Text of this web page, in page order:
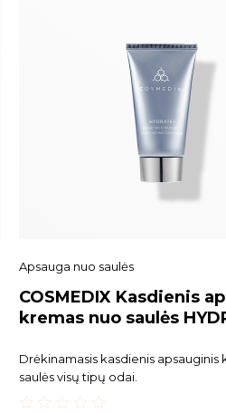
Apsauga nuo saulės
COSMEDIX Kasdienis
kremas nuo saulės
Drėkinamasis kasdienis apsauginis
saulės visų tipų odai.